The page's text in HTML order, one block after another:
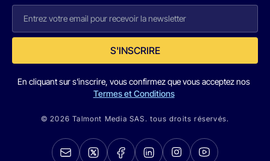
S'INSCRIRE
En cliquant sur s'inscrire, vous confirmez que vous acceptez nos
Termes et Conditions
© 2026 Talmont Media SAS. tous droits réservés.